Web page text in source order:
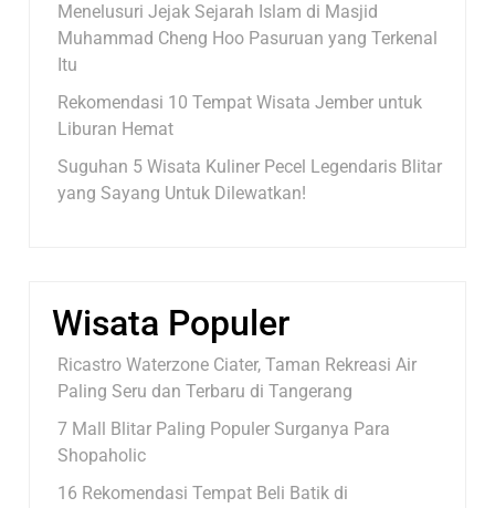
Menelusuri Jejak Sejarah Islam di Masjid
Muhammad Cheng Hoo Pasuruan yang Terkenal
Itu
Rekomendasi 10 Tempat Wisata Jember untuk
Liburan Hemat
Suguhan 5 Wisata Kuliner Pecel Legendaris Blitar
yang Sayang Untuk Dilewatkan!
Wisata Populer
Ricastro Waterzone Ciater, Taman Rekreasi Air
Paling Seru dan Terbaru di Tangerang
7 Mall Blitar Paling Populer Surganya Para
Shopaholic
16 Rekomendasi Tempat Beli Batik di